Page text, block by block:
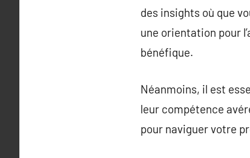
des insights où que
une orientation pour
bénéfique.
Néanmoins, il est
leur compétence
pour naviguer votre